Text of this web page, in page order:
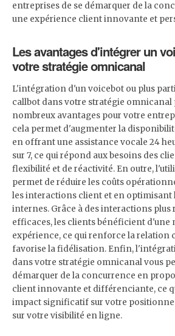
entreprises de se démarquer de la
une expérience client innovante et
Les avantages d'intégrer un
votre stratégie omnicanal
L'intégration d'un voicebot ou plus
callbot dans votre stratégie omnicanal
nombreux avantages pour votre
cela permet d'augmenter la
en offrant une assistance vocale 24
sur 7, ce qui répond aux besoins des
flexibilité et de réactivité. En outre,
permet de réduire les coûts
les interactions client et en optimisant
internes. Grâce à des interactions plus
efficaces, les clients bénéficient d'une
expérience, ce qui renforce la relation
favorise la fidélisation. Enfin,
dans votre stratégie omnicanal vous
démarquer de la concurrence en
client innovante et différenciante, ce
impact significatif sur votre
sur votre visibilité en ligne.